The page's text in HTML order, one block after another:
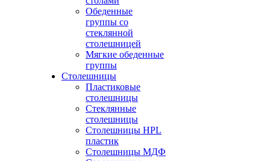
Обеденные
группы со
стеклянной
столешницей
Мягкие обеденные
группы
Столешницы
Пластиковые
столешницы
Стеклянные
столешницы
Столешницы HPL
пластик
Столешницы МДФ